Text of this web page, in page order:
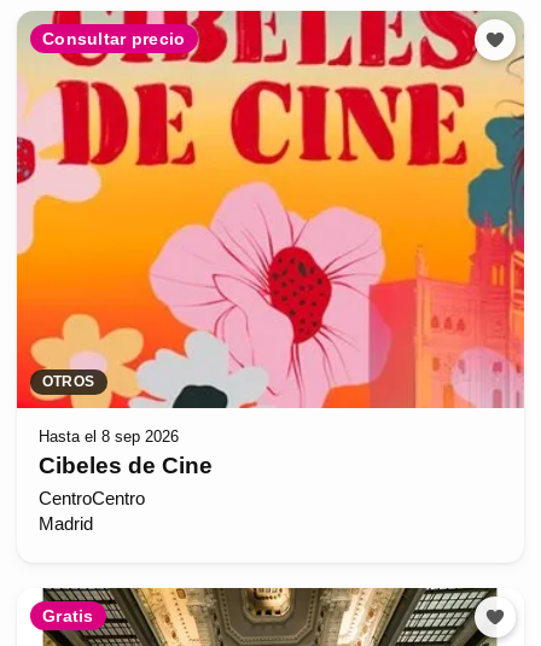
Consultar precio
OTROS
Hasta el 8 sep 2026
Cibeles de Cine
CentroCentro
Madrid
Gratis